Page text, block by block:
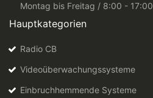
Montag bis Freitag / 8:00 - 17:00
Hauptkategorien
Radio CB
Videoüberwachungssysteme
Einbruchhemmende Systeme